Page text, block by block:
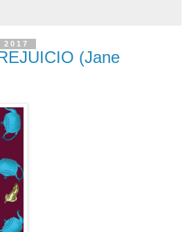
(Jane